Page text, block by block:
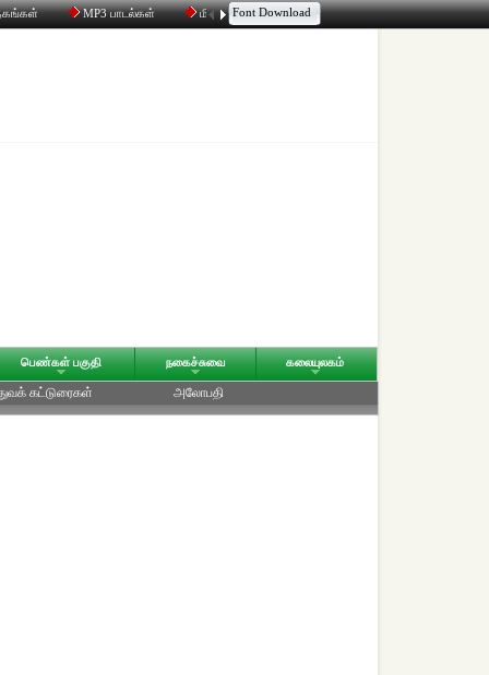
MP3 பாடல்கள் மின்னஞ்சல் திரட்டி உரையாடல்
Font Download
பெண்கள் பகுதி நகைச்சுவை கலையுலகம்
கட்டுரைகள் அலோபதி